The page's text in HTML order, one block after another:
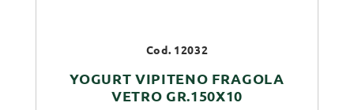
Cod. 12032
YOGURT VIPITENO FRAGOLA
VETRO GR.150X10